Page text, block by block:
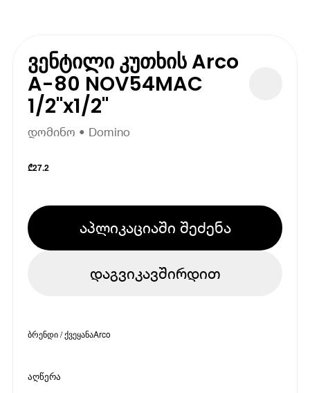
ვენტილი კუთხის Arco
A-80 NOV54MAC
1/2"x1/2"
დომინო • Domino
₾27.2
აპლიკაციაში შეძენა
დაგვიკავშირდით
ბრენდი / ქვეყანაArco
აღწერა